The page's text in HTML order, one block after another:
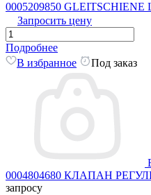
0005209850 GLEITSCHIENE
Запросить цену
Подробнее
В избранное
Под заказ
0004804680 КЛАПАН
запросу